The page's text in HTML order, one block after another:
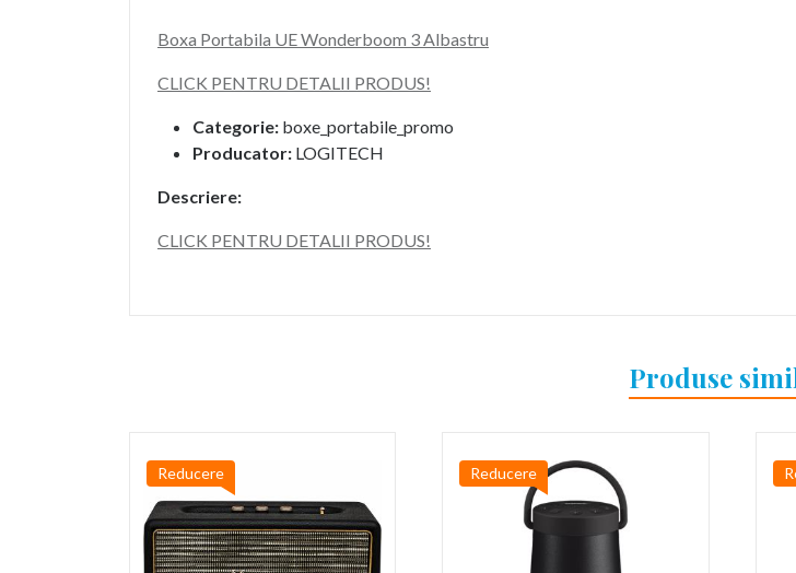
Boxa Portabila UE Wonderboom 3 Albastru
CLICK PENTRU DETALII PRODUS!
Categorie: boxe_portabile_promo
Producator: LOGITECH
Descriere:
CLICK PENTRU DETALII PRODUS!
Produse
Reducere Reducere